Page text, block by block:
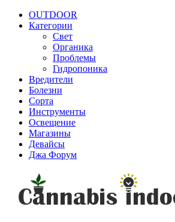
OUTDOOR
Категории
Свет
Органика
Проблемы
Гидропоника
Вредители
Болезни
Сорта
Инструменты
Освещение
Магазины
Девайсы
Джа Форум